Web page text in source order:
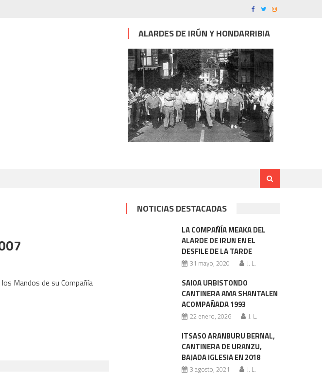
ALARDES DE IRÚN Y HONDARRIBIA
Mandos de su Compañía
NOTICIAS DESTACADAS
LA COMPAÑÍA MEAKA DEL
ALARDE DE IRUN EN EL
DESFILE DE LA TARDE
31 mayo, 2020 J. L.
SAIOA URBISTONDO
CANTINERA AMA SHANTALEN
ACOMPAÑADA 1993
22 enero, 2026 J. L.
ITSASO ARANBURU BERNAL,
CANTINERA DE URANZU,
BAJADA IGLESIA EN 2018
3 agosto, 2021 J. L.